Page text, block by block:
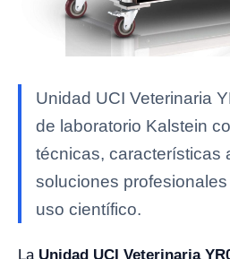
Unidad UCI Veterinaria
de laboratorio Kalstein
técnicas, características
soluciones
uso científico.
La Unidad UCI Veterinaria